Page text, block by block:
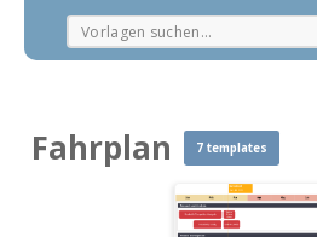
Fahrplan 7 templates